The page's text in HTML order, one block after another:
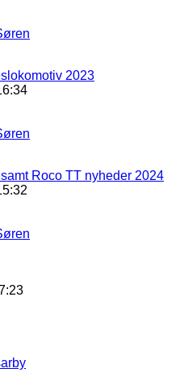
2023
Roco TT nyheder 2024